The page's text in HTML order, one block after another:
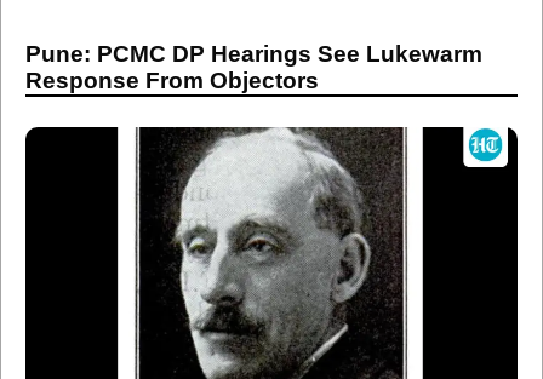
Pune: PCMC DP Hearings See Lukewarm
Response From Objectors